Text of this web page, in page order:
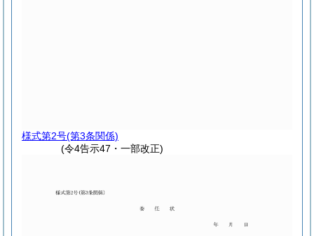
様式第2号(第3条関係)
(令4告示47・一部改正)